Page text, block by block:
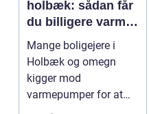
holbæk: sådan får
du billigere varme
og bedre
indeklima
Mange boligejere i
Holbæk og omegn
kigger mod
varmepumper for at
sænke